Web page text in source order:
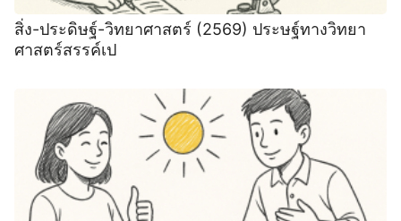
สิ่ง-ประดิษฐ์-วิทยาศาสตร์ (2569) ประษฐ์ทางวิทยา
ศาสตร์สรรค์เป